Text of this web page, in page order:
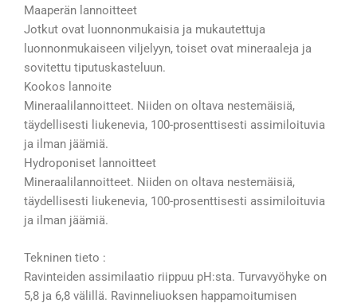
Maaperän lannoitteet
Jotkut ovat luonnonmukaisia ja mukautettuja
luonnonmukaiseen viljelyyn, toiset ovat mineraaleja ja
sovitettu tiputuskasteluun.
Kookos lannoite
Mineraalilannoitteet. Niiden on oltava nestemäisiä,
täydellisesti liukenevia, 100-prosenttisesti assimiloituvia
ja ilman jäämiä.
Hydroponiset lannoitteet
Mineraalilannoitteet. Niiden on oltava nestemäisiä,
täydellisesti liukenevia, 100-prosenttisesti assimiloituvia
ja ilman jäämiä.
Tekninen tieto :
Ravinteiden assimilaatio riippuu pH:sta. Turvavyöhyke on
5,8 ja 6,8 välillä. Ravinneliuoksen happamoitumisen